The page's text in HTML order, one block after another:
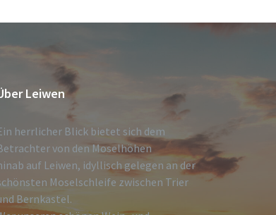
Leiwen
herrlicher Blick bietet sich dem
von den Moselhöhen
auf Leiwen, idyllisch gelegen an der
Moselschleife zwischen Trier
Bernkastel.